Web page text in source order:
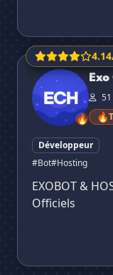
Exo Creators Hub
🔥 🔥
Développeur
#Bot#Hosting
EXOBOT &
Officiels